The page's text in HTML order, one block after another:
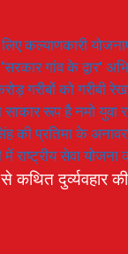
कल्याणकारी
गांव के द्वार’
गरीबों को गरीबी
साकार रूप है नमो युवा
की प्रतिमा के
राष्ट्रीय सेवा योजना
दुर्व्यवहार की